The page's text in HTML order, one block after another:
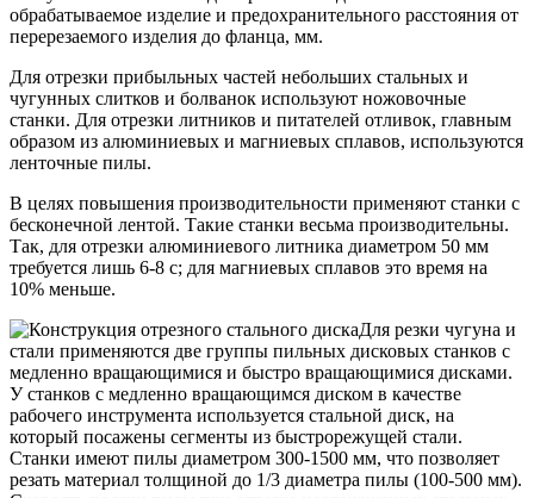
обрабатываемое изделие и предохранительного расстояния от
перерезаемого изделия до фланца, мм.
Для отрезки прибыльных частей небольших стальных и
чугунных слитков и болванок используют ножовочные
станки. Для отрезки литников и питателей отливок, главным
образом из алюминиевых и магниевых сплавов, используются
ленточные пилы.
В целях повышения производительности применяют станки с
бесконечной лентой. Такие станки весьма производительны.
Так, для отрезки алюминиевого литника диаметром 50 мм
требуется лишь 6-8 с; для магниевых сплавов это время на
10% меньше.
Для резки чугуна и
стали применяются две группы пильных дисковых станков с
медленно вращающимися и быстро вращающимися дисками.
У станков с медленно вращающимся диском в качестве
рабочего инструмента используется стальной диск, на
который посажены сегменты из быстрорежущей стали.
Станки имеют пилы диаметром 300-1500 мм, что позволяет
резать материал толщиной до 1/3 диаметра пилы (100-500 мм).